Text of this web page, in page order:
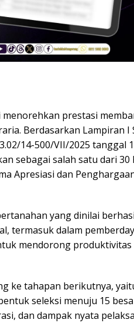
prestasi
Berdasarkan Lampiran I
14-500/VII/2025 tanggal
sebagai salah satu dari 30
Apresiasi dan
yang dinilai
termasuk dalam
mendorong produktivitas
ke tahapan berikutnya,
seleksi menuju 15
dan dampak nyata